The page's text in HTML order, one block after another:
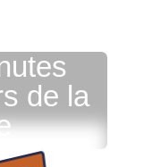
de la